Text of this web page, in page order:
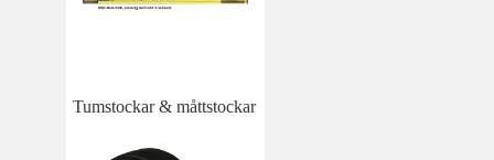
Tumstockar & måttstockar